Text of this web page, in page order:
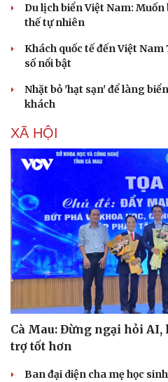
Thể thao
Bóng đá
Thế giới thể thao
eSports
Du lịch biển Việt Nam:
thế tự nhiên
Khách quốc tế đến Việt
số nổi bật
Nhặt bỏ 'hạt sạn' để làng
khách
XÃ HỘI
Cà Mau: Đừng ngại hỏi AI,
trợ tốt hơn
Ban đại diện cha mẹ học